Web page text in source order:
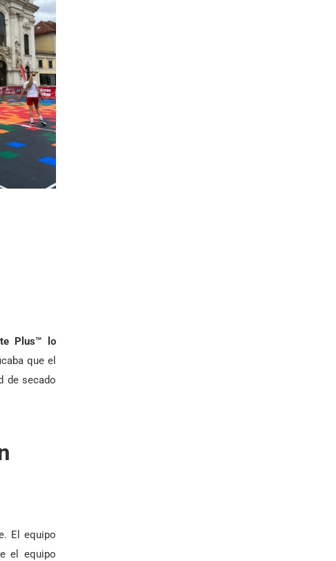
Plus™ lo
que el
de secado
El equipo
el equipo